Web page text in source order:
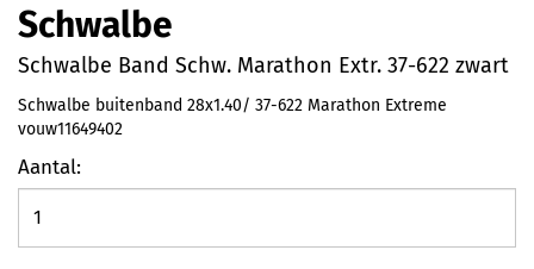
Schwalbe
Schwalbe Band Schw. Marathon Extr. 37-622 zwart
Schwalbe buitenband 28x1.40/ 37-622 Marathon Extreme
vouw11649402
Aantal: